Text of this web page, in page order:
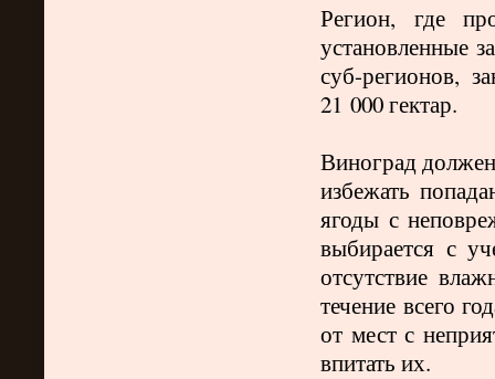
Регион, где
установленные
суб-регионов,
21 000 гектар.
Виноград
избежать
ягоды с
выбирается с
отсутствие
течение всего
от мест с
впитать их.